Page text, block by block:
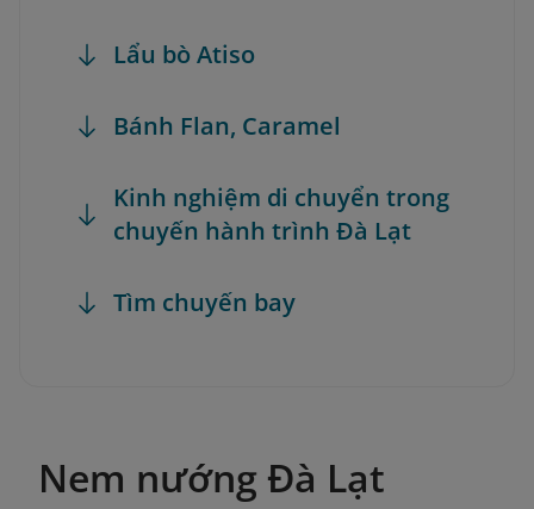
Lẩu bò Atiso
Bánh Flan, Caramel
Kinh nghiệm di chuyển trong
chuyến hành trình Đà Lạt
Tìm chuyến bay
Nem nướng Đà Lạt